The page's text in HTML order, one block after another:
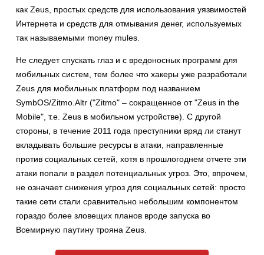
как Zeus, простых средств для использования уязвимостей
Интернета и средств для отмывания денег, используемых
так называемыми money mules.
Не следует спускать глаз и с вредоносных программ для
мобильных систем, тем более что хакеры уже разработали
Zeus для мобильных платформ под названием
SymbOS/Zitmo.Altr ("Zitmo" – сокращенное от "Zeus in the
Mobile", т.е. Zeus в мобильном устройстве). С другой
стороны, в течение 2011 года преступники вряд ли станут
вкладывать большие ресурсы в атаки, направленные
против социальных сетей, хотя в прошлогоднем отчете эти
атаки попали в раздел потенциальных угроз. Это, впрочем,
не означает снижения угроз для социальных сетей: просто
такие сети стали сравнительно небольшим компонентом
гораздо более зловещих планов вроде запуска во
Всемирную паутину трояна Zeus.